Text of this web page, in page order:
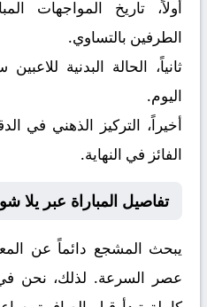
أولاً، تاريخ المواجهات
الطرفين بالتساوي.
ثانياً، الحالة البدنية
اليوم.
أخيراً، التركيز الذهني في
الفائز في النهاية.
تفاصيل المباراة عبر يلا
يبحث المشجع دائماً عن
عصر السرعة. لذلك، نحن